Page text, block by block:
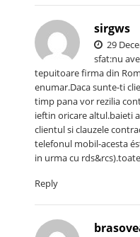
sirgws
29
sfat:nu
tepuitoare firma din
enumar.Daca sunte-ti
timp pana vor rezilia
ieftin oricare altul.baieti
clientul si clauzele
telefonul mobil-acesta
in urma cu
Reply